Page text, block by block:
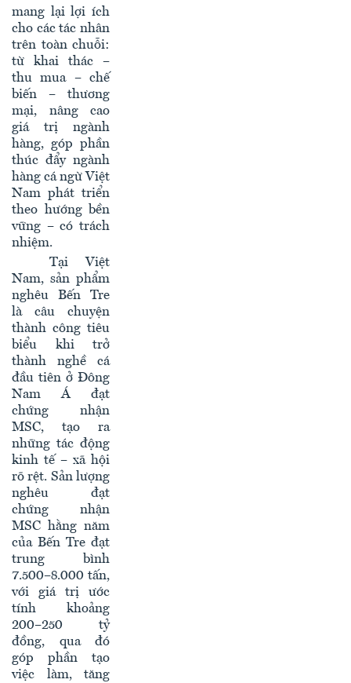
mang lại lợi ích
cho các tác nhân
trên toàn chuỗi:
từ khai thác –
thu mua – chế
biến – thương
mại, nâng cao
giá trị ngành
hàng, góp phần
thúc đẩy ngành
hàng cá ngừ Việt
Nam phát triển
theo hướng bền
vững – có trách
nhiệm.
Tại Việt
Nam, sản phẩm
nghêu Bến Tre
là câu chuyện
thành công tiêu
biểu khi trở
thành nghề cá
đầu tiên ở Đông
Nam Á đạt
chứng nhận
MSC, tạo ra
những tác động
kinh tế – xã hội
rõ rệt. Sản lượng
nghêu đạt
chứng nhận
MSC hằng năm
của Bến Tre đạt
trung bình
7.500–8.000 tấn,
với giá trị ước
tính khoảng
200–250 tỷ
đồng, qua đó
góp phần tạo
việc làm, tăng